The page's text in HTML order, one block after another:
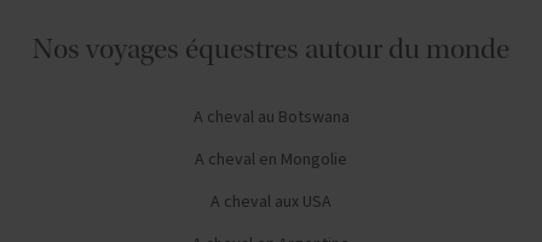
Nos voyages équestres autour du monde
A cheval au Botswana
A cheval en Mongolie
A cheval aux USA